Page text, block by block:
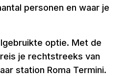
personen en waar je
optie. Met de
je rechtstreeks van
station Roma Termini.